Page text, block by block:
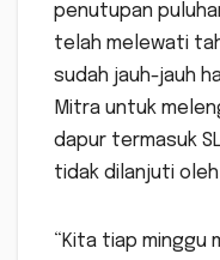
penutupan
telah melewati
sudah jauh-jauh
Mitra untuk
dapur termasuk
tidak dilanjuti
“Kita tiap minggu